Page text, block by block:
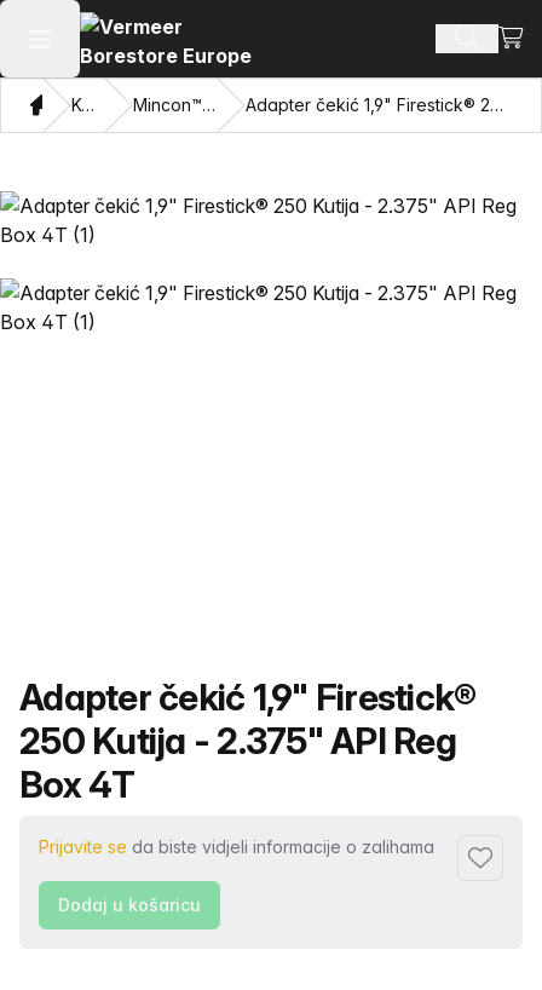
Otvaranje glavnog izbornika Pretraži
DomKatalog Mincon™ HDD čekići Adapter čekić 1,9" Firestick® 250 Kutija - 2.375" API Reg Box 4T
Naziv proizvoda
Adapter čekić 1,9" Firestick®
250 Kutija - 2.375" API Reg
Box 4T
Prijavite se da biste vidjeli informacije o zalihama
Dodaj
Dodaj u košaricu